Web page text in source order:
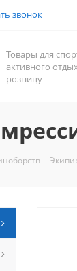
звонок
Товары для
активного
розницу
-